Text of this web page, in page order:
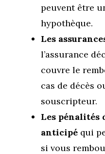
peuvent être
hypothèque.
Les
l’assurance
couvre le
cas de décès
souscripteur.
Les pénalités
anticipé qui
si vous